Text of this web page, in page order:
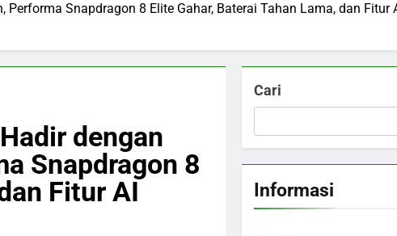
Snapdragon 8 Elite Gahar, Baterai Tahan Lama, dan Fitur
dengan
Snapdragon 8
Fitur AI
Cari
Informasi